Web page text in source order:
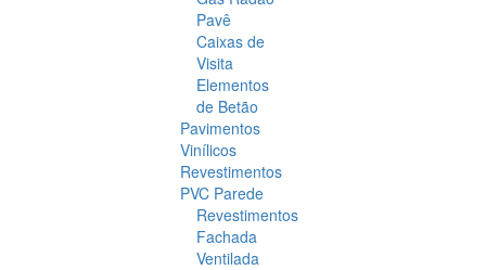
Pavê
Caixas de
Visita
Elementos
de Betão
Pavimentos
Vinílicos
Revestimentos
PVC Parede
Revestimentos
Fachada
Ventilada